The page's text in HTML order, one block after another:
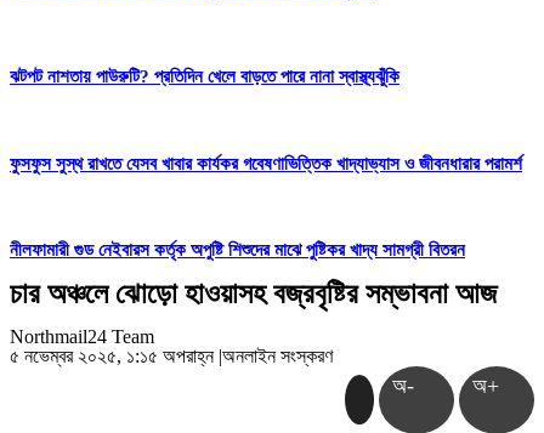
ঝটপট নাশতায় পাউরুটি? প্রতিদিন খেলে বাড়তে পারে নানা স্বাস্থ্যঝুঁকি
ফুসফুস সুস্থ রাখতে যেসব খাবার কার্যকর গবেষণাভিত্তিক খাদ্যাভ্যাস ও জীবনধারার পরামর্শ
নীলফামারী গুড নেইবারস কর্তৃক অপুষ্টি শিশুদের মাঝে পুষ্টিকর খাদ্য সামগ্রী বিতরন
চার অঞ্চলে ঝোড়ো হাওয়াসহ বজ্রবৃষ্টির সম্ভাবনা আজ
Northmail24 Team
৫ নভেম্বর ২০২৫, ১:১৫ অপরাহ্ন |অনলাইন সংস্করণ
অ- অ+